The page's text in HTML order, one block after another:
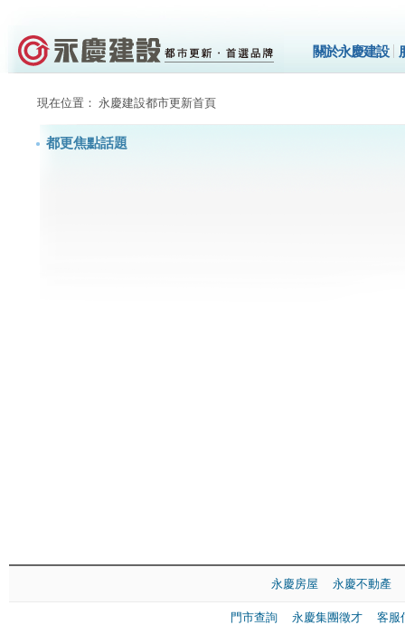
關於永慶建設
現在位置： 永慶建設都市更新首頁
都更焦點話題
永慶房屋 永慶不動產
門市查詢 永慶集團徵才 客服